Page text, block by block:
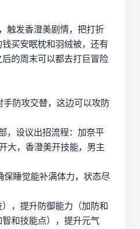
触发香澄美剧情，把打折
买安眠枕和羽绒被，还有
的周末可以都去打巨冒险
防攻交替，这边可以攻防
，设议出招流程：加奈平
大，香澄美开技能，男主
睡觉能补满体力，状态尽
，提升防御能力（加防和
和技能点），提升元气